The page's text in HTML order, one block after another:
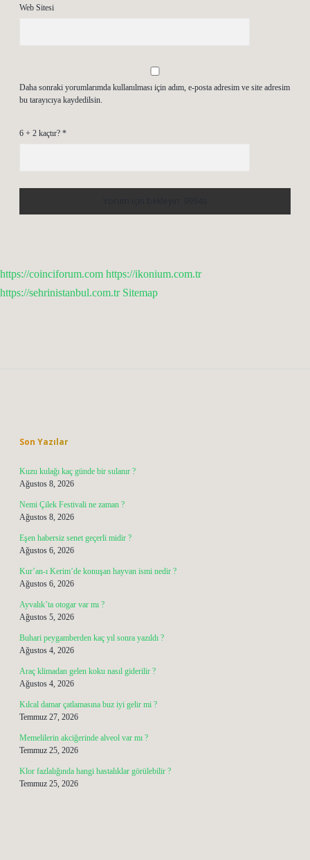
Web Sitesi
Daha sonraki yorumlarımda kullanılması için adım, e-posta adresim ve site adresim
bu tarayıcıya kaydedilsin.
6 + 2 kaçtır? *
https://coinciforum.com https://ikonium.com.tr
https://sehrinistanbul.com.tr Sitemap
Son Yazılar
Kuzu kulağı kaç günde bir sulanır ?
Ağustos 8, 2026
Nemi Çilek Festivali ne zaman ?
Ağustos 8, 2026
Eşen habersiz senet geçerli midir ?
Ağustos 6, 2026
Kur’an-ı Kerim’de konuşan hayvan ismi nedir ?
Ağustos 6, 2026
Ayvalık’ta otogar var mı ?
Ağustos 5, 2026
Buhari peygamberden kaç yıl sonra yazıldı ?
Ağustos 4, 2026
Araç klimadan gelen koku nasıl giderilir ?
Ağustos 4, 2026
Kılcal damar çatlamasına buz iyi gelir mi ?
Temmuz 27, 2026
Memelilerin akciğerinde alveol var mı ?
Temmuz 25, 2026
Klor fazlalığında hangi hastalıklar görülebilir ?
Temmuz 25, 2026